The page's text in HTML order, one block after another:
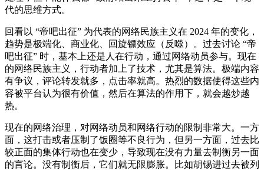
代的思维方式。
回看以 “帝吧出征” 为代表的网络民族主义在 2024 年的变化，
趋势是极端化、商业化、回旋镖效应（反噬）。过去讨论 “帝
吧出征” 时，基本上还是人在行动，通过网络动员参与。现在
的网络民族主义，行动者加上了技术，尤其是算法。极端内容
有争议，评论转发就多，点击率就高。热烈的数据使得这些内
容被平台认为很有价值，然后在算法的作用下，就会越炒越
热。
现在的网络治理，对网络动员和网络行动的限制非常大。一方
面，这打击或者压制了饭圈等不良行为，但另一方面，过去比
较正面的集体行动也在变少，导致现在没有力量去制衡另一面
的言论。没有制衡后，它们就无限膨胀。比如胡锡进过去被列